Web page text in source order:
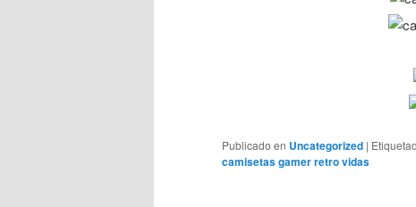
Publicado en Uncategorized |
camisetas gamer retro vidas